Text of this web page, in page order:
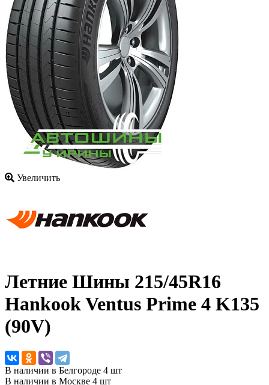
Увеличить
Летние Шины 215/45R16
Hankook Ventus Prime 4 K135
(90V)
В наличии в Белгороде 4 шт
В наличии в Москве 4 шт